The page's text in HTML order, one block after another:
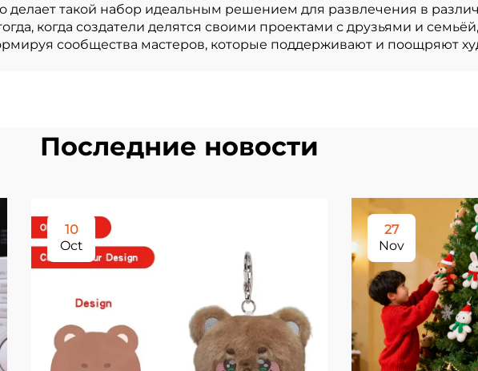
делает такой набор идеальным решением для развлечения в
когда создатели делятся своими проектами с друзьями и
сообщества мастеров, которые поддерживают и поощряют
Последние новости
10
Oct
27
Nov